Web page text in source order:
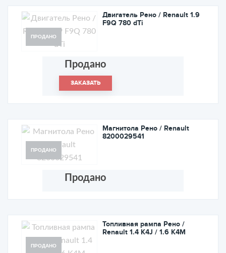
ПРОДАНО
Двигатель Рено / Renault 1.9
F9Q 780 dTi
Продано
ЗАКАЗАТЬ
ПРОДАНО
Магнитола Рено / Renault
8200029541
Продано
ПРОДАНО
Топливная рампа Рено /
Renault 1.4 K4J / 1.6 K4M